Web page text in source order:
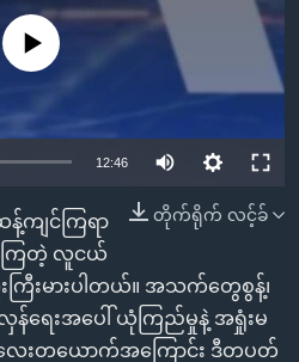
currently available
12:46
တိုက်ရိုက် လင့်ခ်
ကျင်ကြရာ
ြတဲ့ လူငယ်
ြီးမားပါတယ်။ အသက်တွေစွန့်၊
ရေးအပေါ် ယုံကြည်မှုနဲ့ အရှုံးမ
ေးတယောက်အကြောင်း ဒီတပတ်